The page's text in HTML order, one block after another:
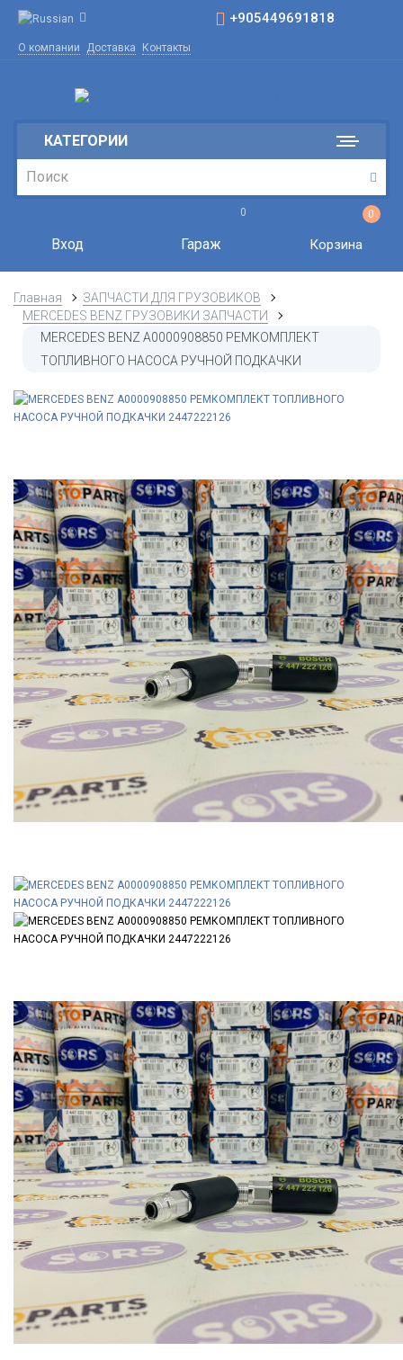
+905449691818
О компании Доставка Контакты
КАТЕГОРИИ
Вход
0
Гараж
0
Корзина
Главная
ЗАПЧАСТИ ДЛЯ ГРУЗОВИКОВ
MERCEDES BENZ ГРУЗОВИКИ ЗАПЧАСТИ
MERCEDES BENZ A0000908850 РЕМКОМПЛЕКТ
ТОПЛИВНОГО НАСОСА РУЧНОЙ ПОДКАЧКИ